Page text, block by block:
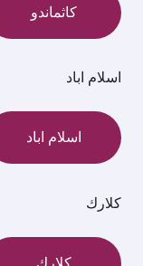
كاثماندو
اسلام اباد
اسلام اباد
كلارك
كلارك